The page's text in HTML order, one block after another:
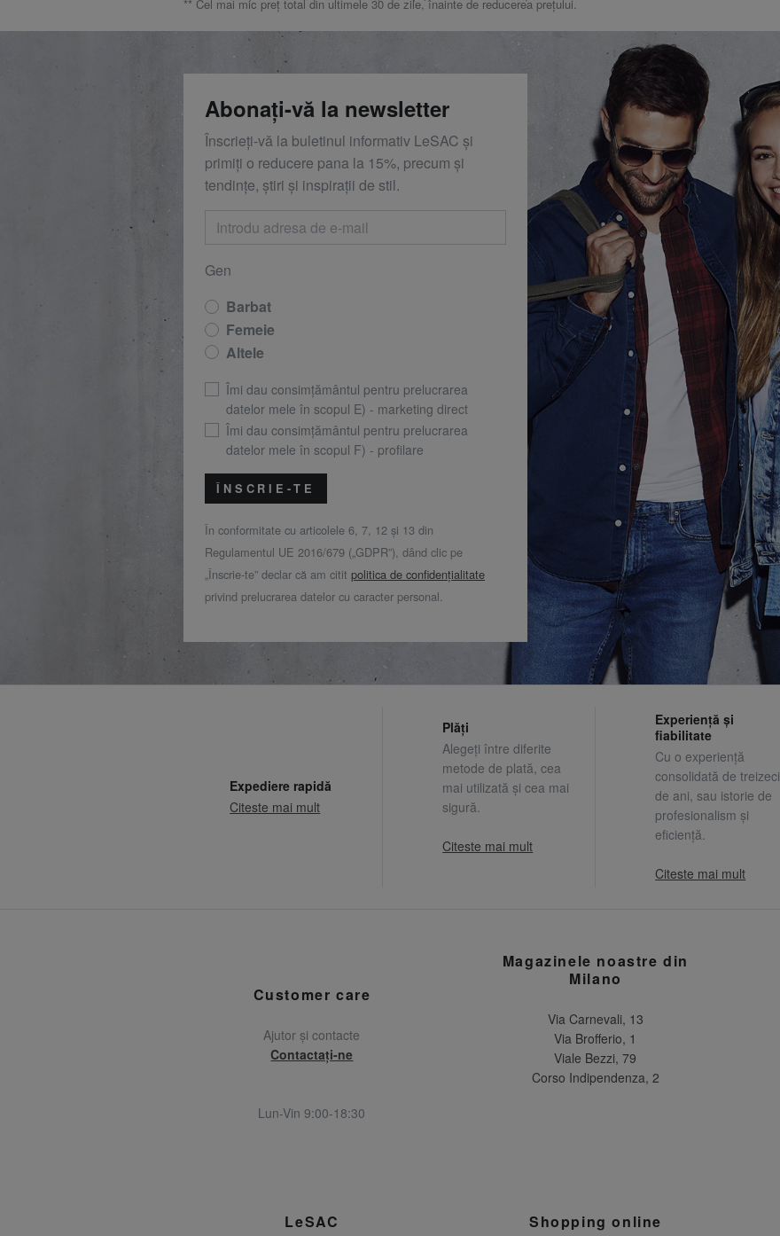
** Cel mai mic preț total din ultimele 30 de zile, înainte de reducerea prețului.
Abonați-vă la newsletter
Înscrieți-vă la buletinul informativ LeSAC și
primiți o reducere pana la 15%, precum și
tendințe, știri și inspirații de stil.
Gen
Barbat
Femeie
Altele
Îmi dau consimțământul pentru prelucrarea
datelor mele în scopul E) - marketing direct
Îmi dau consimțământul pentru prelucrarea
datelor mele în scopul F) - profilare
ÎNSCRIE-TE
În conformitate cu articolele 6, 7, 12 și 13 din
Regulamentul UE 2016/679 („GDPR”), dând clic pe
„Înscrie-te” declar că am citit politica de confidențialitate
privind prelucrarea datelor cu caracter personal.
Expediere rapidă
Citeste mai mult
Plăți
Alegeți între diferite
metode de plată, cea
mai utilizată și cea mai
sigură.
Citeste mai mult
Experiență și
fiabilitate
Cu o experiență
consolidată de treizeci
de ani, sau istorie de
profesionalism și
eficiență.
Citeste mai mult
Customer care
Ajutor și contacte
Contactați-ne
Lun-Vin 9:00-18:30
Magazinele noastre din
Milano
Via Carnevali, 13
Via Brofferio, 1
Viale Bezzi, 79
Corso Indipendenza, 2
LeSAC Shopping online